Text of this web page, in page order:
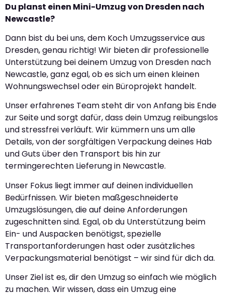
Du planst einen Mini-Umzug von Dresden nach
Newcastle?
Dann bist du bei uns, dem Koch Umzugsservice aus
Dresden, genau richtig! Wir bieten dir professionelle
Unterstützung bei deinem Umzug von Dresden nach
Newcastle, ganz egal, ob es sich um einen kleinen
Wohnungswechsel oder ein Büroprojekt handelt.
Unser erfahrenes Team steht dir von Anfang bis Ende
zur Seite und sorgt dafür, dass dein Umzug reibungslos
und stressfrei verläuft. Wir kümmern uns um alle
Details, von der sorgfältigen Verpackung deines Hab
und Guts über den Transport bis hin zur
termingerechten Lieferung in Newcastle.
Unser Fokus liegt immer auf deinen individuellen
Bedürfnissen. Wir bieten maßgeschneiderte
Umzugslösungen, die auf deine Anforderungen
zugeschnitten sind. Egal, ob du Unterstützung beim
Ein- und Auspacken benötigst, spezielle
Transportanforderungen hast oder zusätzliches
Verpackungsmaterial benötigst – wir sind für dich da.
Unser Ziel ist es, dir den Umzug so einfach wie möglich
zu machen. Wir wissen, dass ein Umzug eine